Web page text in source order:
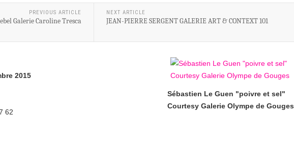
PREVIOUS ARTICLE
Galerie Caroline Tresca
NEXT ARTICLE
JEAN-PIERRE SERGENT GALERIE ART & CONTEXT 101
2015
62
Sébastien Le Guen "poivre et sel"
Courtesy Galerie Olympe de Gouges